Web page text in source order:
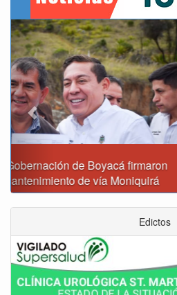
Reporte del tiempo en
Previous
Edictos